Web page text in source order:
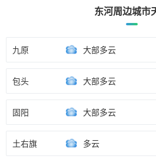
东河周边城市
九原 大部多云
包头 大部多云
固阳 大部多云
土右旗 多云